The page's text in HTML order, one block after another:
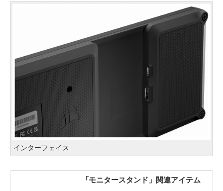
インターフェイス
「モニタースタンド」関連アイテム